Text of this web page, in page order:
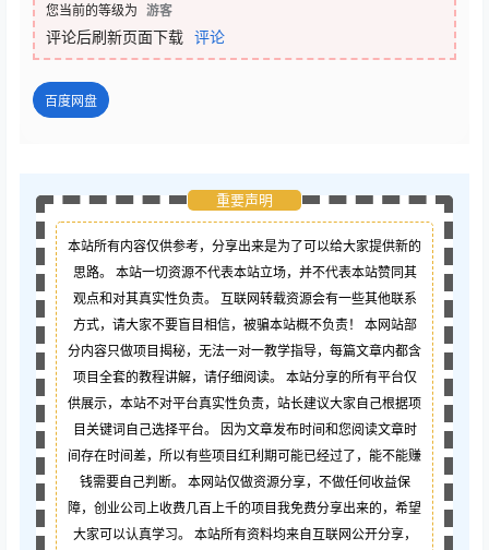
您当前的等级为 游客
评论后刷新页面下载 评论
百度网盘
重要声明
本站所有内容仅供参考，分享出来是为了可以给大家提供新的
思路。 本站一切资源不代表本站立场，并不代表本站赞同其
观点和对其真实性负责。 互联网转载资源会有一些其他联系
方式，请大家不要盲目相信，被骗本站概不负责！ 本网站部
分内容只做项目揭秘，无法一对一教学指导，每篇文章内都含
项目全套的教程讲解，请仔细阅读。 本站分享的所有平台仅
供展示，本站不对平台真实性负责，站长建议大家自己根据项
目关键词自己选择平台。 因为文章发布时间和您阅读文章时
间存在时间差，所以有些项目红利期可能已经过了，能不能赚
钱需要自己判断。 本网站仅做资源分享，不做任何收益保
障，创业公司上收费几百上千的项目我免费分享出来的，希望
大家可以认真学习。 本站所有资料均来自互联网公开分享，